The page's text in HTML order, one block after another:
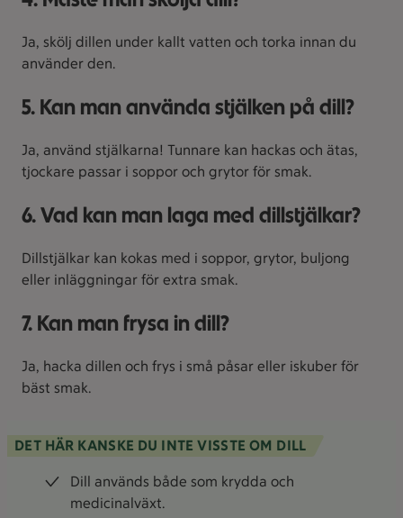
Ja, skölj dillen under kallt vatten och torka innan du
använder den.
5. Kan man använda stjälken på dill?
Ja, använd stjälkarna! Tunnare kan hackas och ätas,
tjockare passar i soppor och grytor för smak.
6. Vad kan man laga med dillstjälkar?
Dillstjälkar kan kokas med i soppor, grytor, buljong
eller inläggningar för extra smak.
7. Kan man frysa in dill?
Ja, hacka dillen och frys i små påsar eller iskuber för
bäst smak.
DET HÄR KANSKE DU INTE VISSTE OM DILL
Dill används både som krydda och
medicinalväxt.